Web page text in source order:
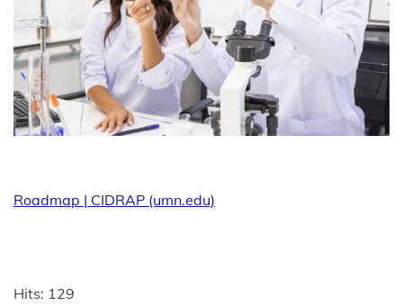
Roadmap | CIDRAP (umn.edu)
Hits: 129